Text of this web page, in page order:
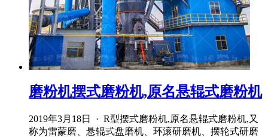
磨粉机摆式磨粉机,原名悬辊式磨粉机
2019年3月18日 · R型摆式磨粉机,原名悬辊式磨粉机,又
称为雷蒙磨、悬辊式盘磨机、环滚研磨机、摆轮式研磨